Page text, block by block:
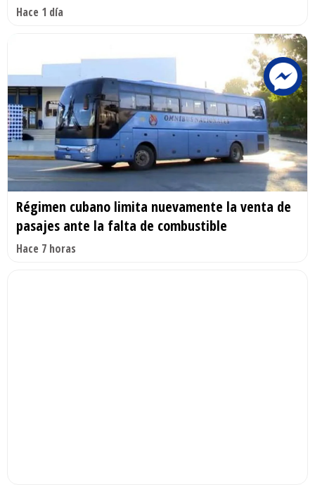
Hace 1 día
Régimen cubano limita nuevamente la venta de
pasajes ante la falta de combustible
Hace 7 horas